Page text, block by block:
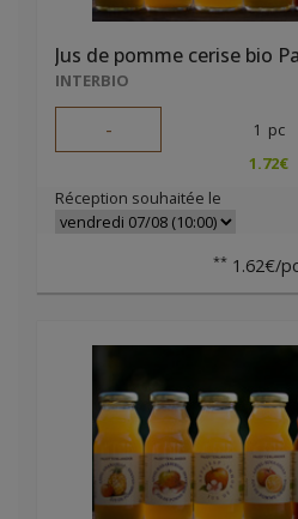
Jus de pomme cerise bio
INTERBIO
- 1 pc
1.72€
Réception souhaitée le
** 1.62€/